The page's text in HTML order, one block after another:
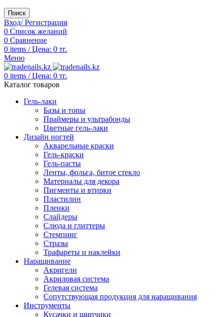
Поиск
Вход/ Регистрация
0 Список желаний
0 Сравнение
0 items / Цена: 0 тг.
Меню
0 items / Цена: 0 тг.
Каталог товаров
Гель-лаки
Базы и топы
Праймеры и ультрабонды
Цветные гель-лаки
Дизайн ногтей
Акварельные краски
Гель-краски
Гель-пасты
Ленты, фольга, битое стекло
Материалы для декора
Пигменты и втирки
Пластилин
Пленки
Слайдеры
Слюда и глиттеры
Стемпинг
Стразы
Трафареты и наклейки
Наращивание
Акригели
Акриловая система
Гелевая система
Сопутствующая продукция для наращивания
Инструменты
Кусачки и щипчики